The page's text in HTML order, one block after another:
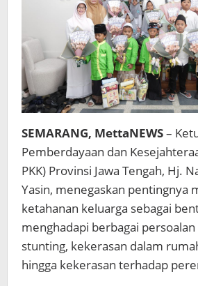
SEMARANG, MettaNEWS–
Pemberdayaan dan
PKK) Provinsi Jawa Tengah, Hj.
Yasin, menegaskan pentingnya
ketahanan keluarga sebagai
menghadapi berbagai
stunting, kekerasan dalam
hingga kekerasan terhadap